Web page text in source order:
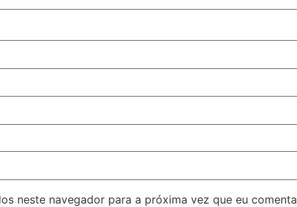
neste navegador para a próxima vez que eu